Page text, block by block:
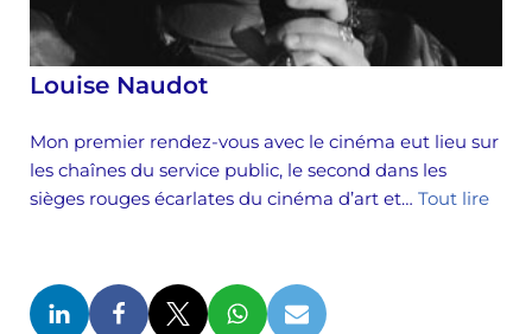
Louise Naudot
Mon premier rendez-vous avec le cinéma eut lieu sur
les chaînes du service public, le second dans les
sièges rouges écarlates du cinéma d’art et… Tout lire